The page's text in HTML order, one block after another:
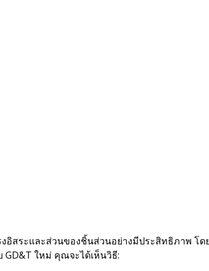
อิสระและส่วนของชิ้นส่วนอย่างมีประสิทธิภาพ โด
ใหม่ คุณจะได้เห็นวิธี: